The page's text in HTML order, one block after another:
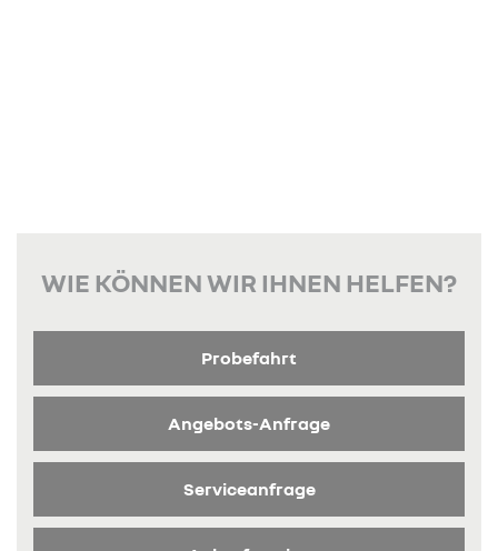
WIE KÖNNEN WIR IHNEN HELFEN?
Probefahrt
Angebots-Anfrage
Serviceanfrage